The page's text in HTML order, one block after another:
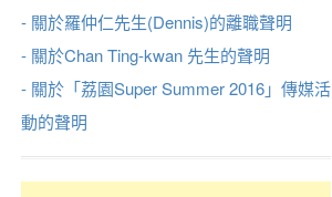
- 關於羅仲仁先生(Dennis)的離職聲明
- 關於Chan Ting-kwan 先生的聲明
- 關於「荔園Super Summer 2016」傳媒活
動的聲明